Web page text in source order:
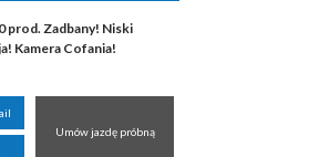
prod. Zadbany! Niski
Kamera Cofania!
Umów jazdę próbną